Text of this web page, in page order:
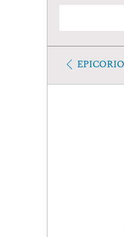
EPICORIO